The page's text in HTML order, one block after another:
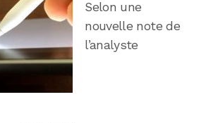
Selon une
nouvelle note de
l’analyste